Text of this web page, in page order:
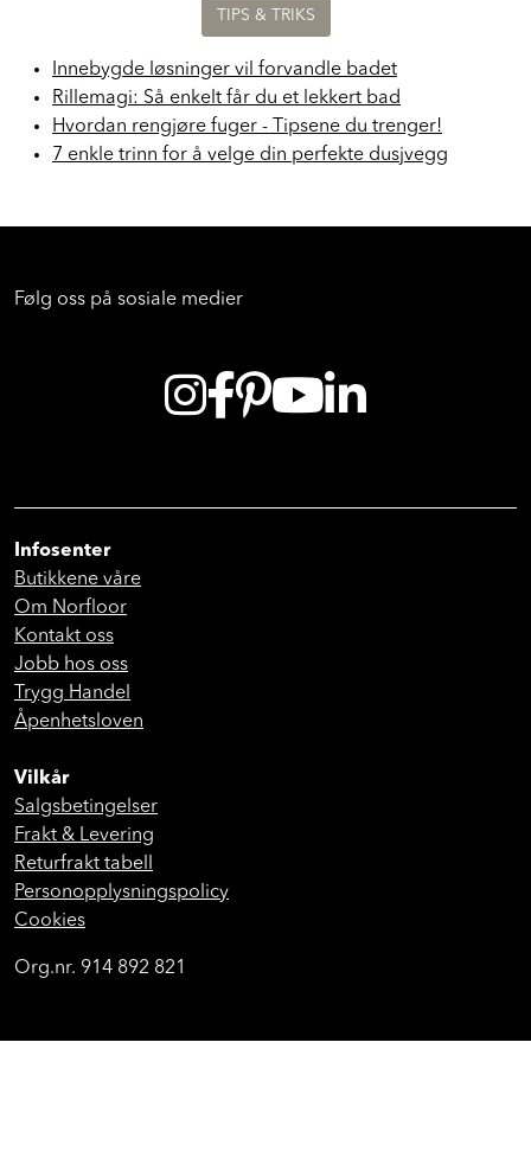
TIPS & TRIKS
Innebygde løsninger vil forvandle badet
Rillemagi: Så enkelt får du et lekkert bad
Hvordan rengjøre fuger - Tipsene du trenger!
7 enkle trinn for å velge din perfekte dusjvegg
Følg oss på sosiale medier
Infosenter
Butikkene våre
Om Norfloor
Kontakt oss
Jobb hos oss
Trygg Handel
Åpenhetsloven
Vilkår
Salgsbetingelser
Frakt & Levering
Returfrakt tabell
Personopplysningspolicy
Cookies
Org.nr. 914 892 821